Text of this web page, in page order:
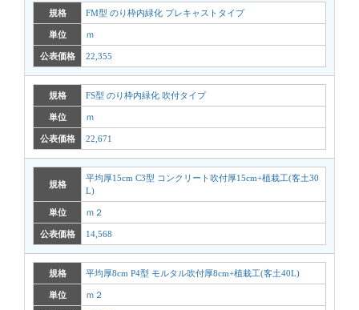
規格 FM型 のり枠内緑化 プレキャストタイプ
単位 ｍ
公表価格 22,355
規格 FS型 のり枠内緑化 吹付タイプ
単位 ｍ
公表価格 22,671
規格
平均厚15cm C3型 コンクリート吹付厚15cm+植栽工(客土30
L)
単位 ｍ２
公表価格 14,568
規格 平均厚8cm P4型 モルタル吹付厚8cm+植栽工(客土40L)
単位 ｍ２